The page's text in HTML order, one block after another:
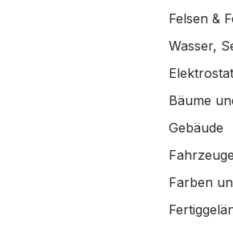
Felsen &
Wasser,
Bäume
Gebäude
Fahrzeuge
Farben